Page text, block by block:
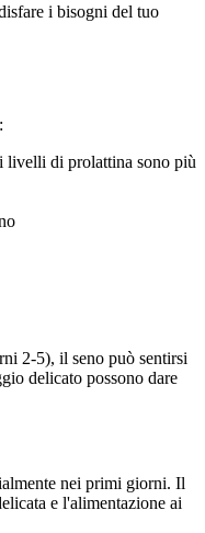
i bisogni del tuo
livelli di prolattina sono più
2-5), il seno può sentirsi
delicato possono dare
nei primi giorni. Il
e l'alimentazione ai